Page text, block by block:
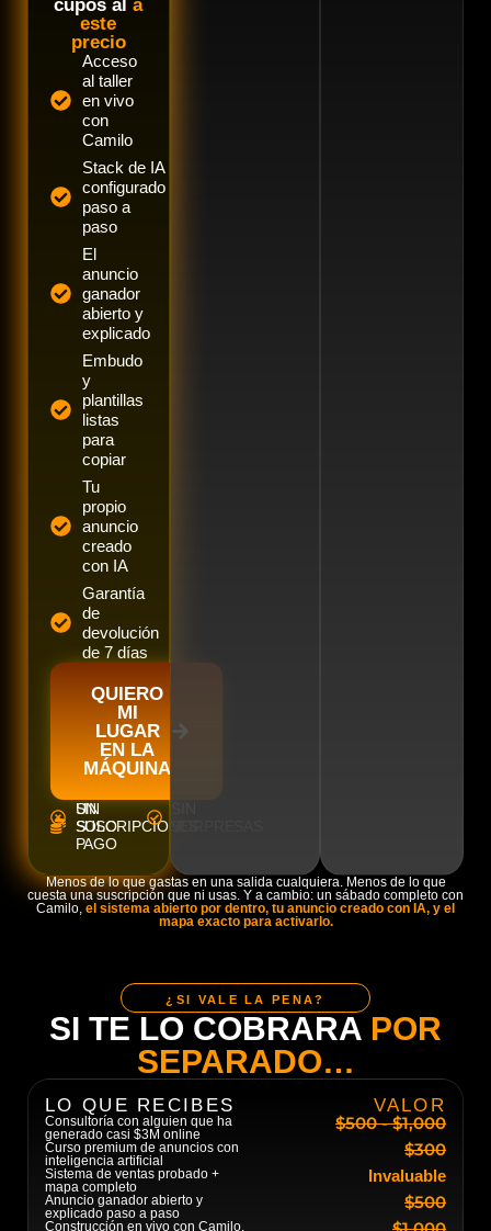
cupos ala
este
precio
Acceso
al taller
en vivo
con
Camilo
Stack de IA
configurado
paso a
paso
El
anuncio
ganador
abierto y
explicado
Embudo
y
plantillas
listas
para
copiar
Tu
propio
anuncio
creado
con IA
Garantía
de
devolución
de 7 días
QUIERO
MI
LUGAR
EN LA
MÁQUINA
UN
SOLO
PAGO
SIN
SUSCRIPCIONES
Menos de lo que gastas en una salida cualquiera. Menos de lo que
cuesta una suscripción que ni usas. Y a cambio: un sábado completo con
Camilo, el sistema abierto por dentro, tu anuncio creado con IA, y el
mapa exacto para activarlo.
¿SI VALE LA PENA?
SI TE LO COBRARA POR
SEPARADO…
LO QUE RECIBES VALOR
Consultoría con alguien que ha
generado casi $3M online
$500 - $1,000
Curso premium de anuncios con
inteligencia artificial
$300
Sistema de ventas probado +
mapa completo
Invaluable
Anuncio ganador abierto y
explicado paso a paso
$500
Construcción en vivo con Camilo,